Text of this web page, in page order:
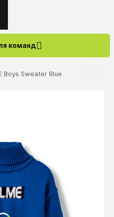
команд
Boys Sweater Blue